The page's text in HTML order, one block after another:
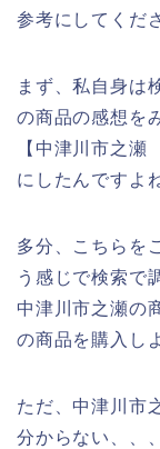
参考にしてくだ
まず、私自身は
の商品の感想を
【中津川市之
にしたんですよ
多分、こちらを
う感じで検索で
中津川市之瀬の
の商品を購入し
ただ、中津川市
分からない、、